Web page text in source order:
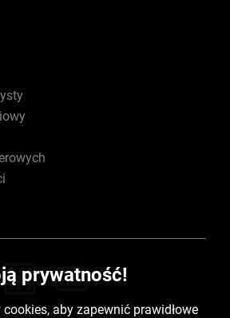
prywatność!
aby zapewnić prawidłowe